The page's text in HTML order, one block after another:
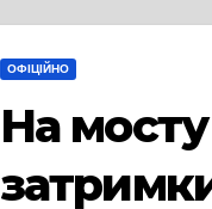
ОФІЦІЙНО
На